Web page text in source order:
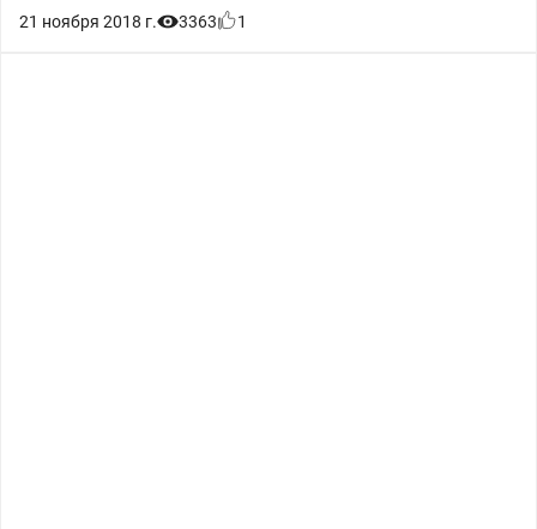
21 ноября 2018 г. 3363 1